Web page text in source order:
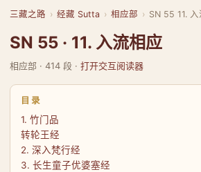
三藏之路 › 经藏 Sutta › 相应部 › SN 55 11.
SN 55 · 11. 入流相应
相应部 · 414 段 · 打开交互阅读器
目录
1. 竹门品
转轮王经
2. 深入梵行经
3. 长生童子优婆塞经